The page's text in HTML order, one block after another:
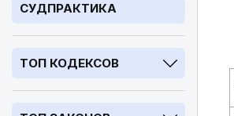
СУДПРАКТИКА
ТОП КОДЕКСОВ